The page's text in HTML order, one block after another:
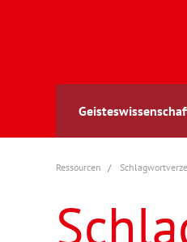
Archäologie
Berufs- und
Arbeitsmarktforschung
Außenwirtschaft
berufsbildung
Ressourcen